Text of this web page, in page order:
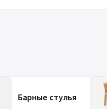
Барные стулья